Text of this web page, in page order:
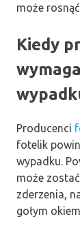
może rosnąć.
Kiedy
Producenci
fotelik
wypadku.
może
zderzenia,
gołym